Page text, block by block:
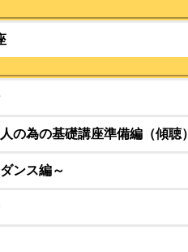
の為の基礎講座準備編（傾聴）
ンス編～